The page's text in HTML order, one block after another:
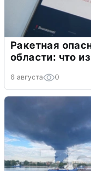
Ракетная
области: что
6 августа 0